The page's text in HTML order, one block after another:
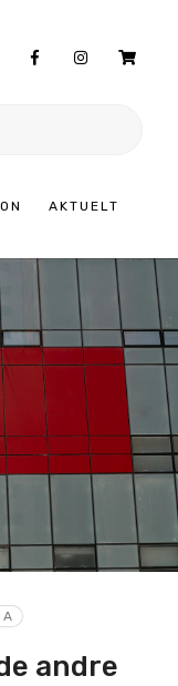
AKTUELT
andre